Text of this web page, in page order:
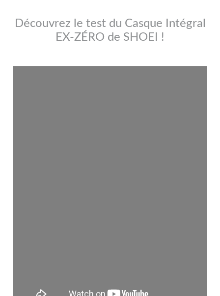
Découvrez le test du Casque Intégral
EX-ZÉRO de SHOEI !